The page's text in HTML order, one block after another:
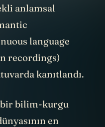
anlamsal
language
recordings)
kanıtlandı.
bir bilim-kurgu
en